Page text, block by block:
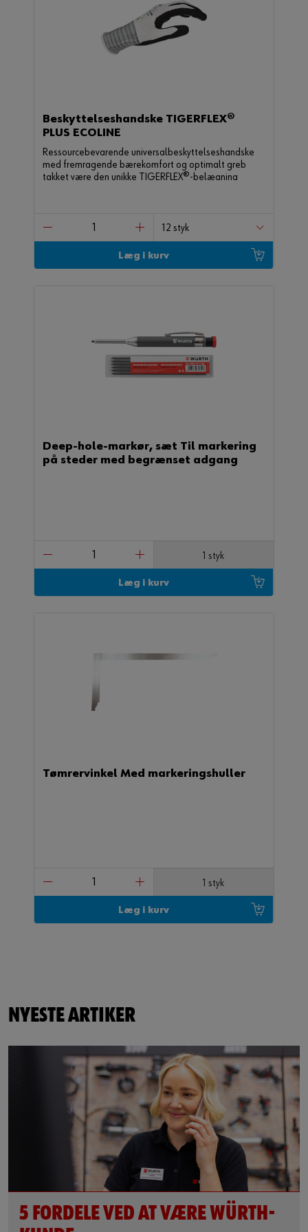
Beskyttelseshandske TIGERFLEX®
PLUS ECOLINE
Ressourcebevarende universalbeskyttelseshandske
med fremragende bærekomfort og optimalt greb
takket være den unikke TIGERFLEX®-belægning
Læg i kurv
Deep-hole-markør, sæt Til markering
på steder med begrænset adgang
1 styk
Læg i kurv
Tømrervinkel Med markeringshuller
1 styk
Læg i kurv
NYESTE ARTIKER
5 FORDELE VED AT VÆRE WÜRTH-